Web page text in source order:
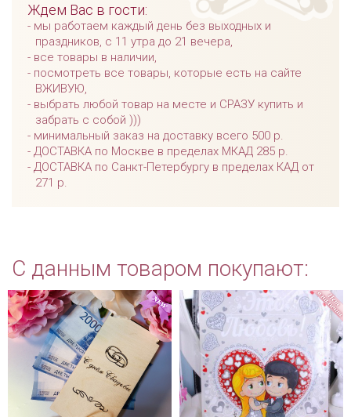
Ждем Вас в гости:
мы работаем каждый день без выходных и
праздников, с 11 утра до 21 вечера,
все товары в наличии,
посмотреть все товары, которые есть на сайте
ВЖИВУЮ,
выбрать любой товар на месте и СРАЗУ купить и
забрать с собой )))
минимальный заказ на доставку всего 500 р.
ДОСТАВКА по Москве в пределах МКАД 285 р.
ДОСТАВКА по Санкт-Петербургу в пределах КАД от
271 р.
С данным товаром покупают: